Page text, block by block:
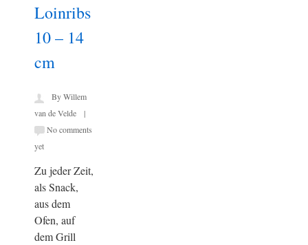
Loinribs
10 – 14
cm
By Willem
van de Velde |
No comments
yet
Zu jeder Zeit,
als Snack,
aus dem
Ofen, auf
dem Grill